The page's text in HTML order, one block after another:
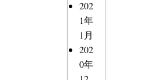
202
1年
1月
202
0年